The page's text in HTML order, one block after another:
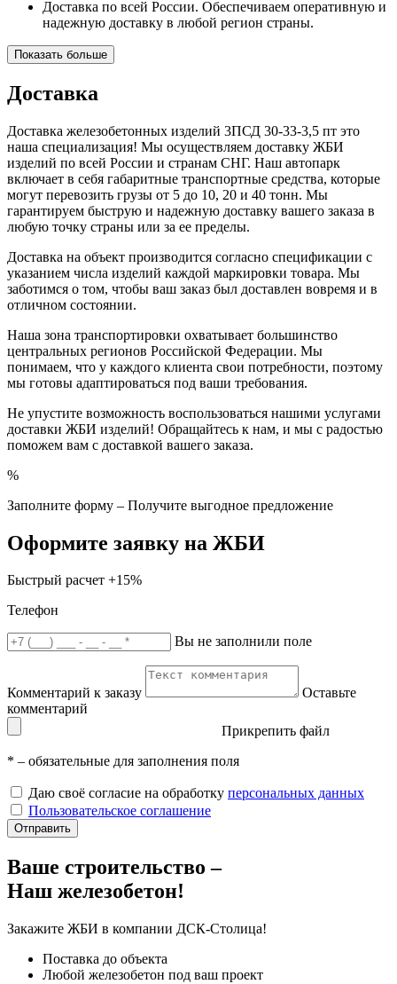
Доставка по всей России. Обеспечиваем оперативную и
надежную доставку в любой регион страны.
Показать больше
Доставка
Доставка железобетонных изделий 3ПСД 30-33-3,5 пт это
наша специализация! Мы осуществляем доставку ЖБИ
изделий по всей России и странам СНГ. Наш автопарк
включает в себя габаритные транспортные средства, которые
могут перевозить грузы от 5 до 10, 20 и 40 тонн. Мы
гарантируем быструю и надежную доставку вашего заказа в
любую точку страны или за ее пределы.
Доставка на объект производится согласно спецификации с
указанием числа изделий каждой маркировки товара. Мы
заботимся о том, чтобы ваш заказ был доставлен вовремя и в
отличном состоянии.
Наша зона транспортировки охватывает большинство
центральных регионов Российской Федерации. Мы
понимаем, что у каждого клиента свои потребности, поэтому
мы готовы адаптироваться под ваши требования.
Не упустите возможность воспользоваться нашими услугами
доставки ЖБИ изделий! Обращайтесь к нам, и мы с радостью
поможем вам с доставкой вашего заказа.
%
Заполните форму – Получите выгодное предложение
Оформите заявку на ЖБИ
Быстрый расчет +15%
Телефон
Вы не заполнили поле
Комментарий к заказу
Оставьте
комментарий
Прикрепить файл
* – обязательные для заполнения поля
Даю своё согласие на обработку персональных данных
Пользовательское соглашение
Отправить
Ваше строительство –
Наш железобетон!
Закажите ЖБИ в компании ДСК-Столица!
Поставка до объекта
Любой железобетон под ваш проект